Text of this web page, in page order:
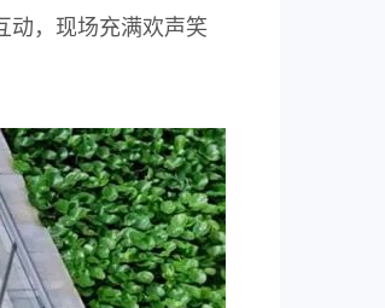
动，现场充满欢声笑